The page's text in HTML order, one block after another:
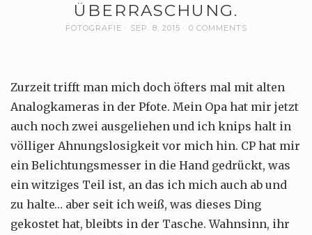
ÜBERRASCHUNG.
FOTOGRAFIE SEP. 8, 2015 0 COMMENTS
Zurzeit trifft man mich doch öfters mal mit alten
Analogkameras in der Pfote. Mein Opa hat mir jetzt
auch noch zwei ausgeliehen und ich knips halt in
völliger Ahnungslosigkeit vor mich hin. CP hat mir
ein Belichtungsmesser in die Hand gedrückt, was
ein witziges Teil ist, an das ich mich auch ab und
zu halte… aber seit ich weiß, was dieses Ding
gekostet hat, bleibts in der Tasche. Wahnsinn, ihr